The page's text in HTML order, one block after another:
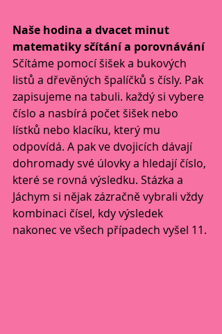
Naše hodina a dvacet minut
matematiky sčítání a porovnávání
Sčítáme pomocí šišek a bukových
listů a dřevěných špalíčků s čísly. Pak
zapisujeme na tabuli. každý si vybere
číslo a nasbírá počet šišek nebo
lístků nebo klacíku, který mu
odpovídá. A pak ve dvojicích dávají
dohromady své úlovky a hledají číslo,
které se rovná výsledku. Stázka a
Jáchym si nějak zázračně vybrali vždy
kombinaci čísel, kdy výsledek
nakonec ve všech případech vyšel 11.